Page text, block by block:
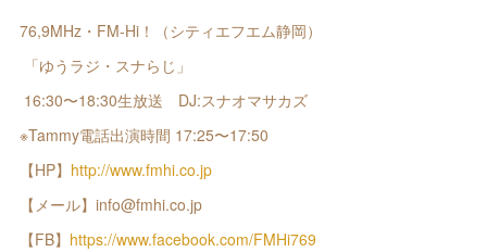
76,9MHz・FM-Hi！（シティエフエム静岡）
「ゆうラジ・スナらじ」
16:30〜18:30生放送 DJ:スナオマサカズ
※Tammy電話出演時間 17:25〜17:50
【HP】 http://www.fmhi.co.jp
【メール】info@fmhi.co.jp
【FB】 https://www.facebook.com/FMHi769